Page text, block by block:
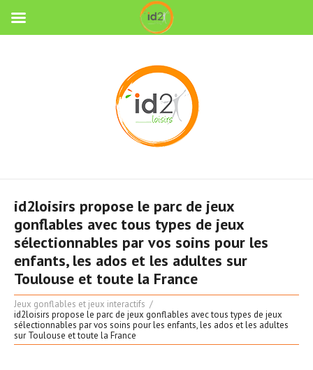
id2loisirs propose le parc de jeux
gonflables avec tous types de jeux
sélectionnables par vos soins pour les
enfants, les ados et les adultes sur
Toulouse et toute la France
Jeux gonflables et jeux interactifs
id2loisirs propose le parc de jeux gonflables avec tous types de jeux
sélectionnables par vos soins pour les enfants, les ados et les adultes
sur Toulouse et toute la France